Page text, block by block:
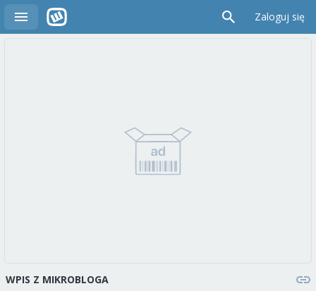
Zaloguj się
WPIS Z MIKROBLOGA